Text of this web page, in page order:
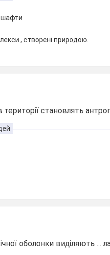
, створені природою.
території становлять
оболонки виділяють ...